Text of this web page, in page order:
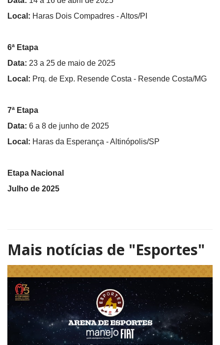
Local: Haras Dois Compadres - Altos/PI
6ª Etapa
Data: 23 a 25 de maio de 2025
Local: Prq. de Exp. Resende Costa - Resende Costa/MG
7ª Etapa
Data: 6 a 8 de junho de 2025
Local: Haras da Esperança - Altinópolis/SP
Etapa Nacional
Julho de 2025
Mais notícias de "Esportes"